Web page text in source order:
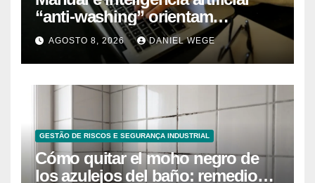
“anti-washing” orientam
empresas
AGOSTO 8, 2026 DANIEL WEGE
GESTÃO DE RISCOS E SEGURANÇA INDUSTRIAL
Cómo quitar el moho negro de
los azulejos del baño: remedios